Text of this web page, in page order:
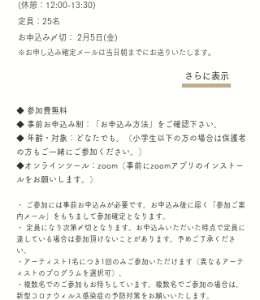
◆ 参加費無料
◆ 事前お申込み制：「お申込み方法」をご確認下さい。
◆ 年齢・対象：どなたでも。（小学生以下の方の場合は保護者
の方もご一緒にご参加ください。）
◆オンラインツール：zoom（事前にzoomアプリのインストー
ルをお願いします。）
(休憩：12:00-13:30)
定員：25名
お申込み〆切： 2月5日(金)
​※お申し込み確定メールは当日朝までにお送りいたします。
さらに表示
・ ご参加には事前お申込みが必要です。お申込み後に届く「参加ご案
内メール」をもちまして参加確定となります。
・ 定員になり次第〆切となります。お申込みいただいた時点で定員に
達している場合は参加頂けないことがあります。予めご了承くださ
い。
・アーティスト1名につき1回のみご参加いただけます（異なるアーテ
ィストのプログラムを選択可）。
・複数名でのご参加もお待ちしています。複数名でご参加の場合は、
新型コロナウィルス感染症の予防対策をお願いいたします。